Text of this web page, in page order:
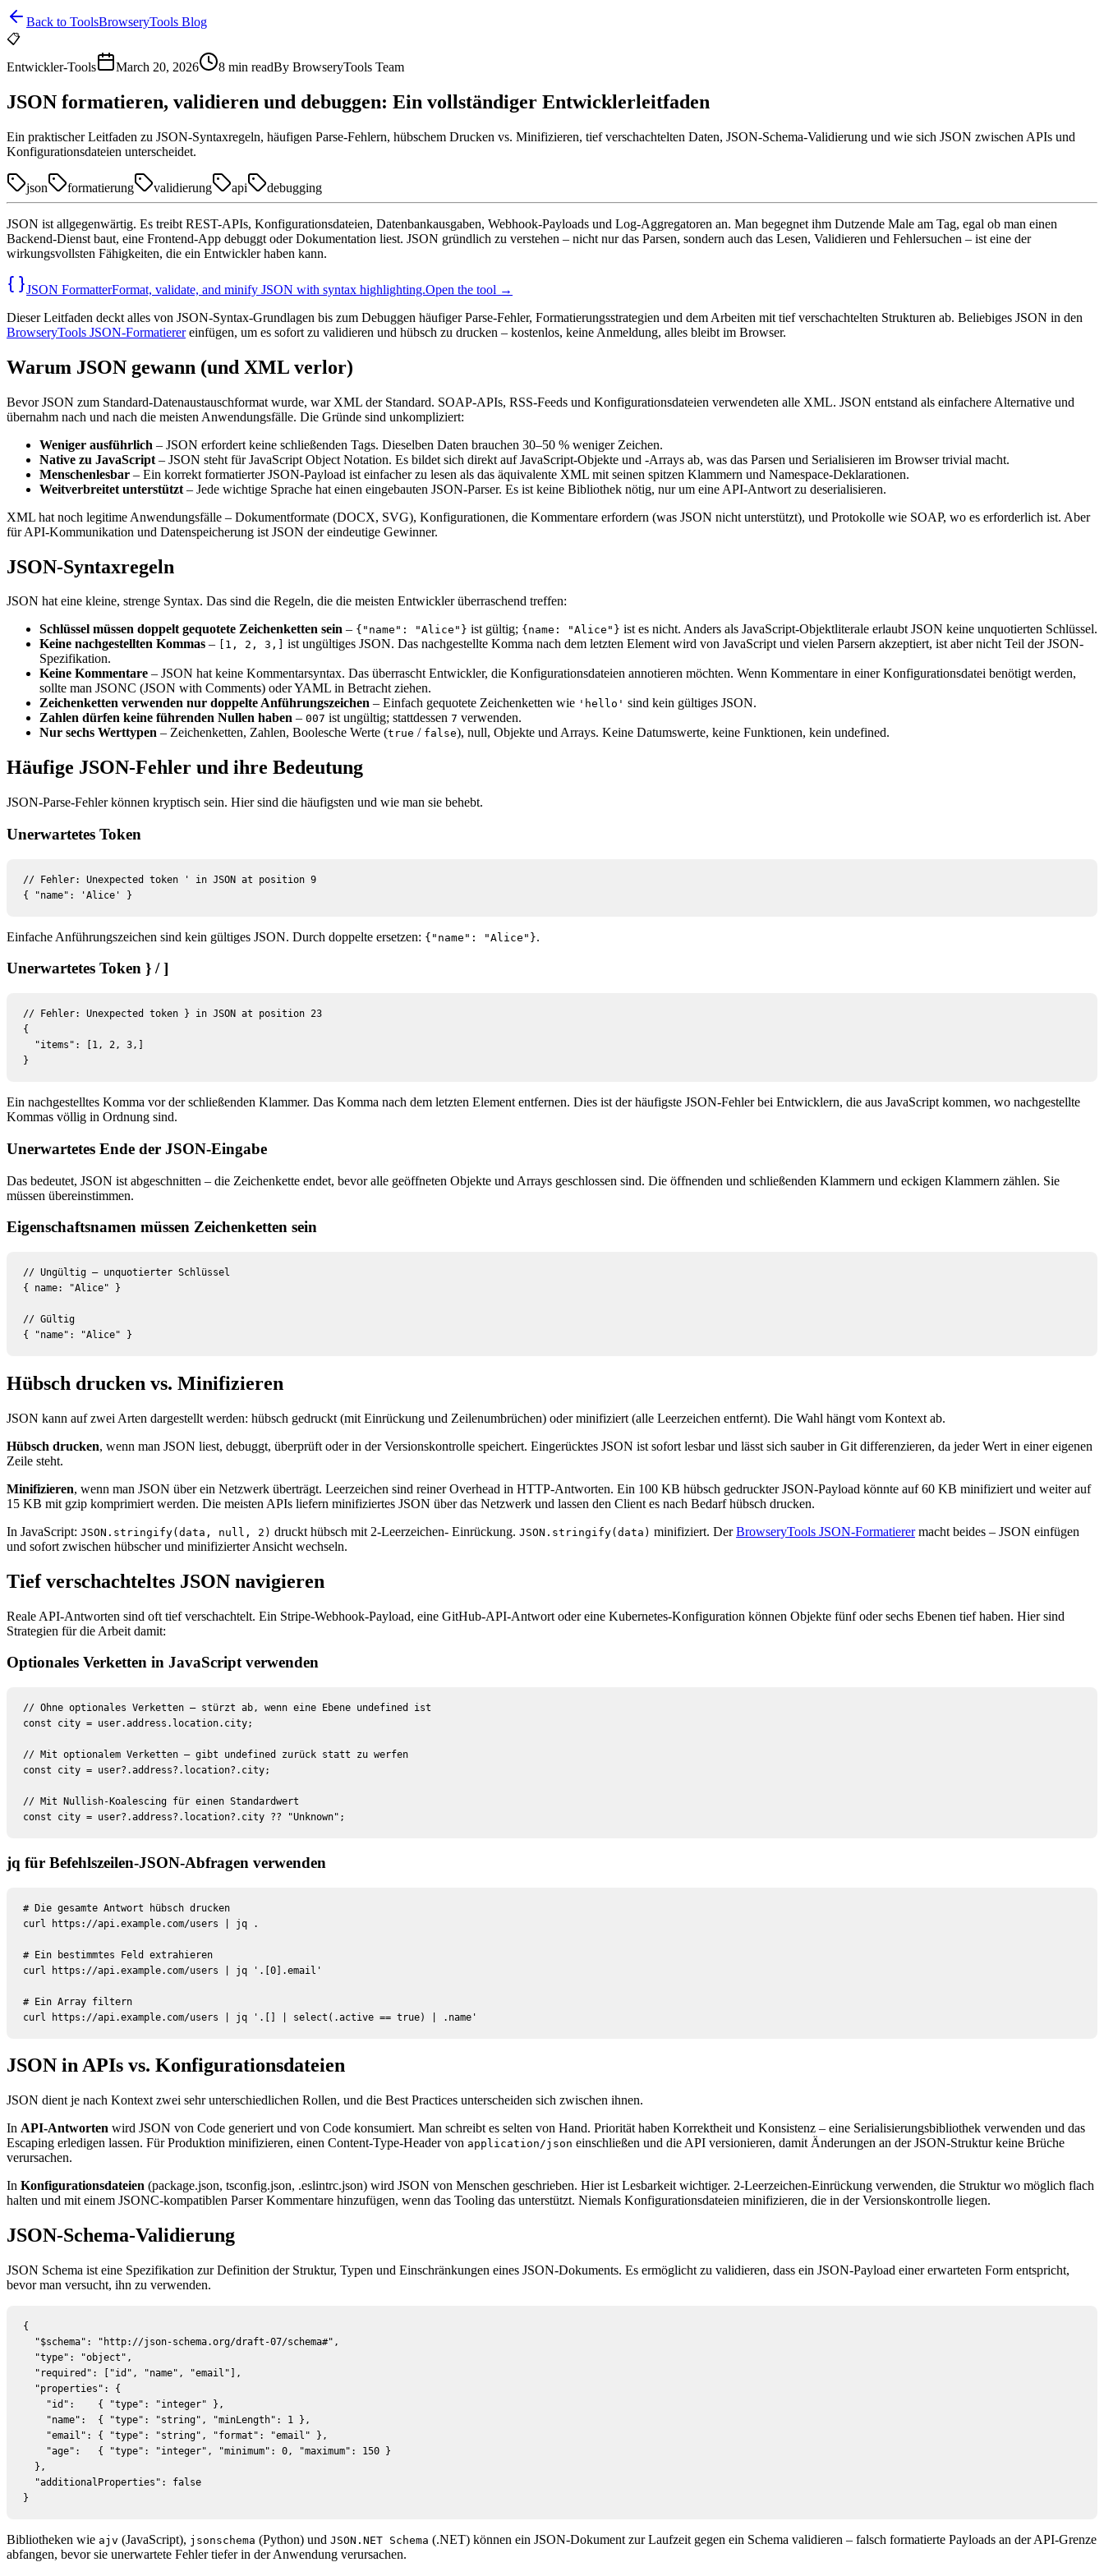
Back to ToolsBrowseryTools Blog
📋
Entwickler-Tools
March 20, 2026 8 min readBy BrowseryTools Team
JSON formatieren, validieren und debuggen: Ein vollständiger Entwicklerleitfaden
Ein praktischer Leitfaden zu JSON-Syntaxregeln, häufigen Parse-Fehlern, hübschem Drucken vs. Minifizieren, tief verschachtelten Daten, JSON-Schema-Validierung und wie sich JSON zwischen APIs und
Konfigurationsdateien unterscheidet.
json formatierung validierung api debugging
JSON ist allgegenwärtig. Es treibt REST-APIs, Konfigurationsdateien, Datenbankausgaben, Webhook-Payloads und Log-Aggregatoren an. Man begegnet ihm Dutzende Male am Tag, egal ob man einen
Backend-Dienst baut, eine Frontend-App debuggt oder Dokumentation liest. JSON gründlich zu verstehen – nicht nur das Parsen, sondern auch das Lesen, Validieren und Fehlersuchen – ist eine der
wirkungsvollsten Fähigkeiten, die ein Entwickler haben kann.
JSON FormatterFormat, validate, and minify JSON with syntax highlighting.Open the tool →
Dieser Leitfaden deckt alles von JSON-Syntax-Grundlagen bis zum Debuggen häufiger Parse-Fehler, Formatierungsstrategien und dem Arbeiten mit tief verschachtelten Strukturen ab. Beliebiges JSON in den
BrowseryTools JSON-Formatierereinfügen, um es sofort zu validieren und hübsch zu drucken – kostenlos, keine Anmeldung, alles bleibt im Browser.
Warum JSON gewann (und XML verlor)
Bevor JSON zum Standard-Datenaustauschformat wurde, war XML der Standard. SOAP-APIs, RSS-Feeds und Konfigurationsdateien verwendeten alle XML. JSON entstand als einfachere Alternative und
übernahm nach und nach die meisten Anwendungsfälle. Die Gründe sind unkompliziert:
Weniger ausführlich – JSON erfordert keine schließenden Tags. Dieselben Daten brauchen 30–50 % weniger Zeichen.
Native zu JavaScript – JSON steht für JavaScript Object Notation. Es bildet sich direkt auf JavaScript-Objekte und -Arrays ab, was das Parsen und Serialisieren im Browser trivial macht.
Menschenlesbar – Ein korrekt formatierter JSON-Payload ist einfacher zu lesen als das äquivalente XML mit seinen spitzen Klammern und Namespace-Deklarationen.
Weitverbreitet unterstützt – Jede wichtige Sprache hat einen eingebauten JSON-Parser. Es ist keine Bibliothek nötig, nur um eine API-Antwort zu deserialisieren.
XML hat noch legitime Anwendungsfälle – Dokumentformate (DOCX, SVG), Konfigurationen, die Kommentare erfordern (was JSON nicht unterstützt), und Protokolle wie SOAP, wo es erforderlich ist. Aber
für API-Kommunikation und Datenspeicherung ist JSON der eindeutige Gewinner.
JSON-Syntaxregeln
JSON hat eine kleine, strenge Syntax. Das sind die Regeln, die die meisten Entwickler überraschend treffen:
Schlüssel müssen doppelt gequotete Zeichenketten sein – { "name": "Alice" } ist gültig; { name: "Alice" } ist es nicht. Anders als JavaScript-Objektliterale erlaubt JSON keine unquotierten Schlüssel.
Keine nachgestellten Kommas – [1, 2, 3,]
ist ungültiges JSON. Das nachgestellte Komma nach dem letzten Element wird von JavaScript und vielen Parsern akzeptiert, ist aber nicht Teil der JSON-
Spezifikation.
Keine Kommentare – JSON hat keine Kommentarsyntax. Das überrascht Entwickler, die Konfigurationsdateien annotieren möchten. Wenn Kommentare in einer Konfigurationsdatei benötigt werden,
sollte man JSONC (JSON with Comments) oder YAML in Betracht ziehen.
Zeichenketten verwenden nur doppelte Anführungszeichen – Einfach gequotete Zeichenketten wie 'hello' sind kein gültiges JSON.
Zahlen dürfen keine führenden Nullen haben – 007 ist ungültig; stattdessen 7 verwenden.
Nur sechs Werttypen – Zeichenketten, Zahlen, Boolesche Werte (true / false), null, Objekte und Arrays. Keine Datumswerte, keine Funktionen, kein undefined.
Häufige JSON-Fehler und ihre Bedeutung
JSON-Parse-Fehler können kryptisch sein. Hier sind die häufigsten und wie man sie behebt.
Unerwartetes Token
// Fehler: Unexpected token ' in JSON at position 9
{ "name": 'Alice' }
Einfache Anführungszeichen sind kein gültiges JSON. Durch doppelte ersetzen: { "name": "Alice" }.
Unerwartetes Token } / ]
// Fehler: Unexpected token } in JSON at position 23
{
  "items": [1, 2, 3,]
}
Ein nachgestelltes Komma vor der schließenden Klammer. Das Komma nach dem letzten Element entfernen. Dies ist der häufigste JSON-Fehler bei Entwicklern, die aus JavaScript kommen, wo nachgestellte
Kommas völlig in Ordnung sind.
Unerwartetes Ende der JSON-Eingabe
Das bedeutet, JSON ist abgeschnitten – die Zeichenkette endet, bevor alle geöffneten Objekte und Arrays geschlossen sind. Die öffnenden und schließenden Klammern und eckigen Klammern zählen. Sie
müssen übereinstimmen.
Eigenschaftsnamen müssen Zeichenketten sein
// Ungültig — unquotierter Schlüssel
{ name: "Alice" }
// Gültig
{ "name": "Alice" }
Hübsch drucken vs. Minifizieren
JSON kann auf zwei Arten dargestellt werden: hübsch gedruckt (mit Einrückung und Zeilenumbrüchen) oder minifiziert (alle Leerzeichen entfernt). Die Wahl hängt vom Kontext ab.
Hübsch drucken, wenn man JSON liest, debuggt, überprüft oder in der Versionskontrolle speichert. Eingerücktes JSON ist sofort lesbar und lässt sich sauber in Git differenzieren, da jeder Wert in einer eigenen
Zeile steht.
Minifizieren, wenn man JSON über ein Netzwerk überträgt. Leerzeichen sind reiner Overhead in HTTP-Antworten. Ein 100 KB hübsch gedruckter JSON-Payload könnte auf 60 KB minifiziert und weiter auf
15 KB mit gzip komprimiert werden. Die meisten APIs liefern minifiziertes JSON über das Netzwerk und lassen den Client es nach Bedarf hübsch drucken.
In JavaScript: JSON.stringify(data, null, 2) druckt hübsch mit 2-Leerzeichen- Einrückung. JSON.stringify(data) minifiziert. Der BrowseryTools JSON-Formatierermacht beides – JSON einfügen
und sofort zwischen hübscher und minifizierter Ansicht wechseln.
Tief verschachteltes JSON navigieren
Reale API-Antworten sind oft tief verschachtelt. Ein Stripe-Webhook-Payload, eine GitHub-API-Antwort oder eine Kubernetes-Konfiguration können Objekte fünf oder sechs Ebenen tief haben. Hier sind
Strategien für die Arbeit damit:
Optionales Verketten in JavaScript verwenden
// Ohne optionales Verketten — stürzt ab, wenn eine Ebene undefined ist
const city = user.address.location.city;
// Mit optionalem Verketten — gibt undefined zurück statt zu werfen
const city = user?.address?.location?.city;
// Mit Nullish-Koalescing für einen Standardwert
const city = user?.address?.location?.city ?? "Unknown";
jq für Befehlszeilen-JSON-Abfragen verwenden
# Die gesamte Antwort hübsch drucken
curl https://api.example.com/users | jq .
# Ein bestimmtes Feld extrahieren
curl https://api.example.com/users | jq '.[0].email'
# Ein Array filtern
curl https://api.example.com/users | jq '.[] | select(.active == true) | .name'
JSON in APIs vs. Konfigurationsdateien
JSON dient je nach Kontext zwei sehr unterschiedlichen Rollen, und die Best Practices unterscheiden sich zwischen ihnen.
In API-Antworten wird JSON von Code generiert und von Code konsumiert. Man schreibt es selten von Hand. Priorität haben Korrektheit und Konsistenz – eine Serialisierungsbibliothek verwenden und das
Escaping erledigen lassen. Für Produktion minifizieren, einen Content-Type-Header von application/json einschließen und die API versionieren, damit Änderungen an der JSON-Struktur keine Brüche
verursachen.
In Konfigurationsdateien (package.json, tsconfig.json, .eslintrc.json) wird JSON von Menschen geschrieben. Hier ist Lesbarkeit wichtiger. 2-Leerzeichen-Einrückung verwenden, die Struktur wo möglich flach
halten und mit einem JSONC-kompatiblen Parser Kommentare hinzufügen, wenn das Tooling das unterstützt. Niemals Konfigurationsdateien minifizieren, die in der Versionskontrolle liegen.
JSON-Schema-Validierung
JSON Schema ist eine Spezifikation zur Definition der Struktur, Typen und Einschränkungen eines JSON-Dokuments. Es ermöglicht zu validieren, dass ein JSON-Payload einer erwarteten Form entspricht,
bevor man versucht, ihn zu verwenden.
{
  "$schema": "http://json-schema.org/draft-07/schema#",
  "type": "object",
  "required": ["id", "name", "email"],
  "properties": {
    "id":    { "type": "integer" },
    "name":  { "type": "string", "minLength": 1 },
    "email": { "type": "string", "format": "email" },
    "age":   { "type": "integer", "minimum": 0, "maximum": 150 }
  },
  "additionalProperties": false
}
Bibliotheken wie ajv (JavaScript), jsonschema (Python) und JSON.NET Schema (.NET) können ein JSON-Dokument zur Laufzeit gegen ein Schema validieren – falsch formatierte Payloads an der API-Grenze
abfangen, bevor sie unerwartete Fehler tiefer in der Anwendung verursachen.